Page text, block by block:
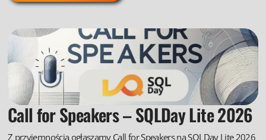
Call for Speakers – SQLDay Lite 2026
Z przyjemnością ogłaszamy Call for Speakers na SQLDay Lite 2026